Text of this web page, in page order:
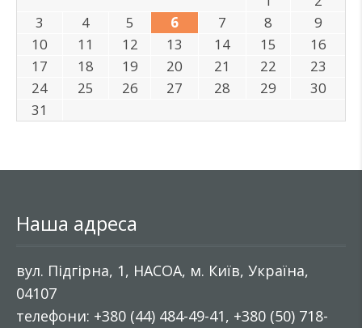
3
4 5 6 7 8
9
10
11 12 13 14 15
16
17
18 19 20 21 22
23
24
25 26 27 28 29
30
31
Наша адреса
вул. Підгірна, 1, НАСОА, м. Київ, Україна,
04107
телефони: +380 (44) 484-49-41, +380 (50) 718-